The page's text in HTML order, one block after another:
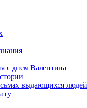
с днем Валентина
выдающихся людей